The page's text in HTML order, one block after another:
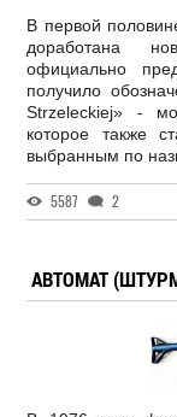
В первой
доработана
официально
получило
Strzeleckiej» -
которое также
выбранным по
5587 2
АВТОМАТ